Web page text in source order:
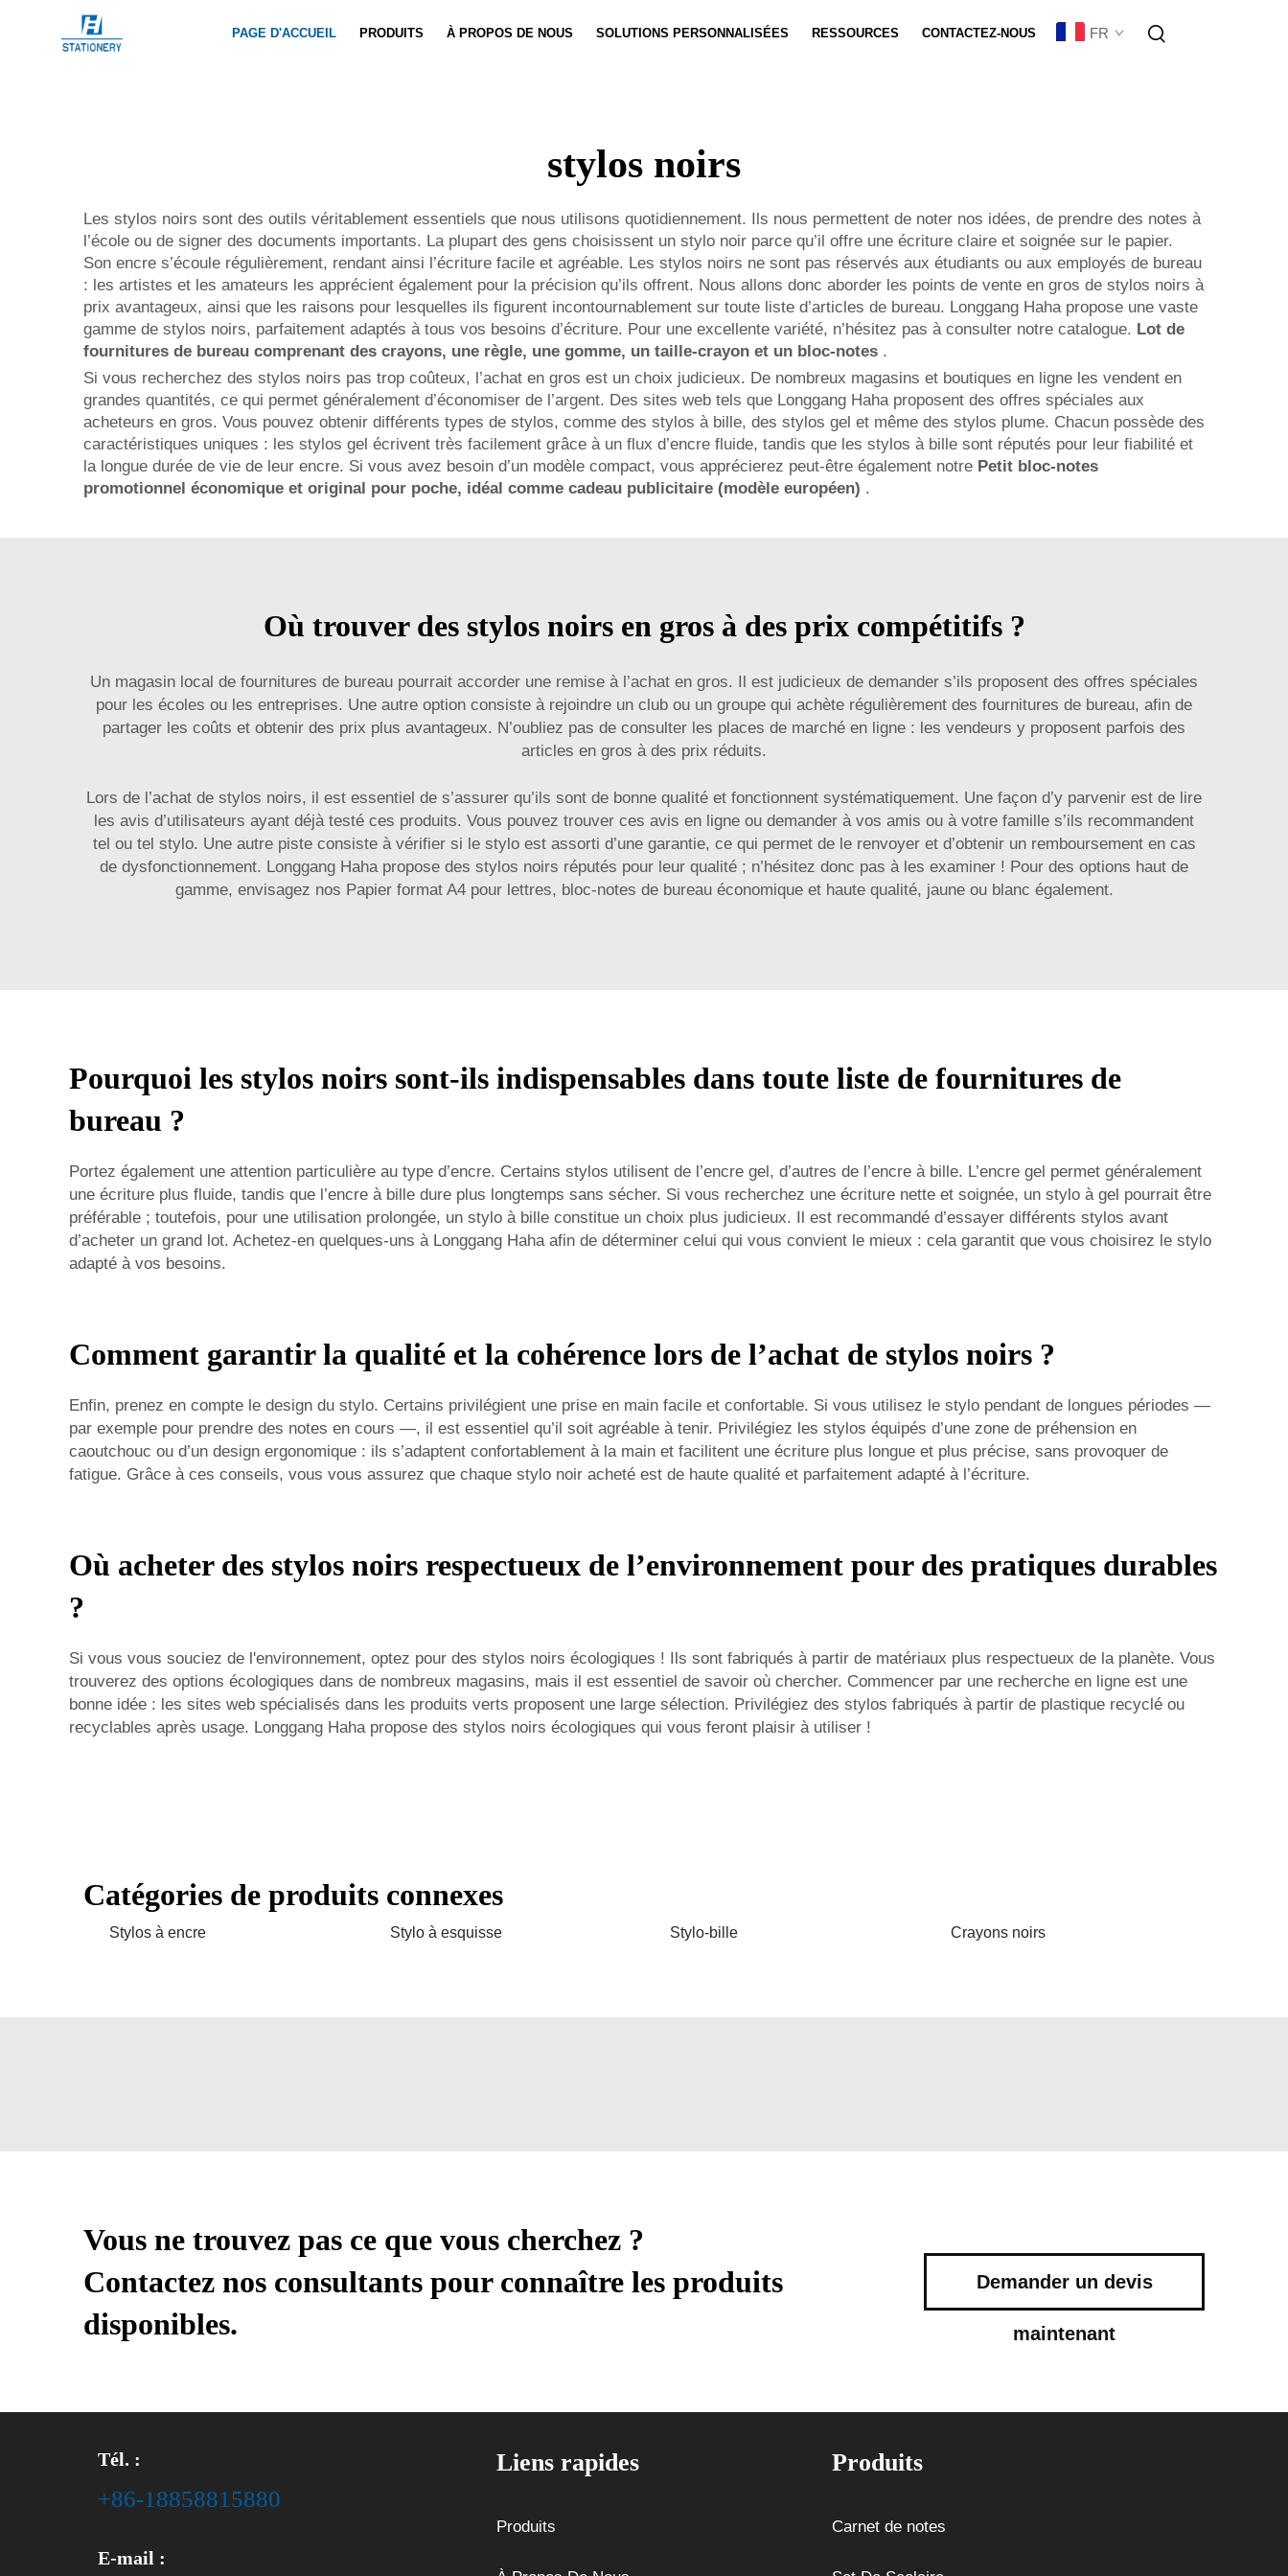
PAGE D'ACCUEIL PRODUITS À PROPOS DE NOUS SOLUTIONS PERSONNALISÉES RESSOURCES CONTACTEZ-NOUS FR
stylos noirs
Les stylos noirs sont des outils véritablement essentiels que nous utilisons quotidiennement. Ils nous permettent de noter nos idées, de prendre des notes à
l’école ou de signer des documents importants. La plupart des gens choisissent un stylo noir parce qu’il offre une écriture claire et soignée sur le papier.
Son encre s’écoule régulièrement, rendant ainsi l’écriture facile et agréable. Les stylos noirs ne sont pas réservés aux étudiants ou aux employés de bureau
: les artistes et les amateurs les apprécient également pour la précision qu’ils offrent. Nous allons donc aborder les points de vente en gros de stylos noirs à
prix avantageux, ainsi que les raisons pour lesquelles ils figurent incontournablement sur toute liste d’articles de bureau. Longgang Haha propose une vaste
gamme de stylos noirs, parfaitement adaptés à tous vos besoins d’écriture. Pour une excellente variété, n’hésitez pas à consulter notre catalogue. Lot de
fournitures de bureau comprenant des crayons, une règle, une gomme, un taille-crayon et un bloc-notes .
Si vous recherchez des stylos noirs pas trop coûteux, l’achat en gros est un choix judicieux. De nombreux magasins et boutiques en ligne les vendent en
grandes quantités, ce qui permet généralement d’économiser de l’argent. Des sites web tels que Longgang Haha proposent des offres spéciales aux
acheteurs en gros. Vous pouvez obtenir différents types de stylos, comme des stylos à bille, des stylos gel et même des stylos plume. Chacun possède des
caractéristiques uniques : les stylos gel écrivent très facilement grâce à un flux d’encre fluide, tandis que les stylos à bille sont réputés pour leur fiabilité et
la longue durée de vie de leur encre. Si vous avez besoin d’un modèle compact, vous apprécierez peut-être également notre Petit bloc-notes
promotionnel économique et original pour poche, idéal comme cadeau publicitaire (modèle européen) .
Où trouver des stylos noirs en gros à des prix compétitifs ?
Un magasin local de fournitures de bureau pourrait accorder une remise à l’achat en gros. Il est judicieux de demander s’ils proposent des offres spéciales
pour les écoles ou les entreprises. Une autre option consiste à rejoindre un club ou un groupe qui achète régulièrement des fournitures de bureau, afin de
partager les coûts et obtenir des prix plus avantageux. N’oubliez pas de consulter les places de marché en ligne : les vendeurs y proposent parfois des
articles en gros à des prix réduits.
Lors de l’achat de stylos noirs, il est essentiel de s’assurer qu’ils sont de bonne qualité et fonctionnent systématiquement. Une façon d’y parvenir est de lire
les avis d’utilisateurs ayant déjà testé ces produits. Vous pouvez trouver ces avis en ligne ou demander à vos amis ou à votre famille s’ils recommandent
tel ou tel stylo. Une autre piste consiste à vérifier si le stylo est assorti d’une garantie, ce qui permet de le renvoyer et d’obtenir un remboursement en cas
de dysfonctionnement. Longgang Haha propose des stylos noirs réputés pour leur qualité ; n’hésitez donc pas à les examiner ! Pour des options haut de
gamme, envisagez nos Papier format A4 pour lettres, bloc-notes de bureau économique et haute qualité, jaune ou blanc également.
Pourquoi les stylos noirs sont-ils indispensables dans toute liste de fournitures de
bureau ?
Portez également une attention particulière au type d’encre. Certains stylos utilisent de l’encre gel, d’autres de l’encre à bille. L’encre gel permet généralement
une écriture plus fluide, tandis que l’encre à bille dure plus longtemps sans sécher. Si vous recherchez une écriture nette et soignée, un stylo à gel pourrait être
préférable ; toutefois, pour une utilisation prolongée, un stylo à bille constitue un choix plus judicieux. Il est recommandé d’essayer différents stylos avant
d’acheter un grand lot. Achetez-en quelques-uns à Longgang Haha afin de déterminer celui qui vous convient le mieux : cela garantit que vous choisirez le stylo
adapté à vos besoins.
Comment garantir la qualité et la cohérence lors de l’achat de stylos noirs ?
Enfin, prenez en compte le design du stylo. Certains privilégient une prise en main facile et confortable. Si vous utilisez le stylo pendant de longues périodes —
par exemple pour prendre des notes en cours —, il est essentiel qu’il soit agréable à tenir. Privilégiez les stylos équipés d’une zone de préhension en
caoutchouc ou d’un design ergonomique : ils s’adaptent confortablement à la main et facilitent une écriture plus longue et plus précise, sans provoquer de
fatigue. Grâce à ces conseils, vous vous assurez que chaque stylo noir acheté est de haute qualité et parfaitement adapté à l’écriture.
Où acheter des stylos noirs respectueux de l’environnement pour des pratiques durables
?
Si vous vous souciez de l'environnement, optez pour des stylos noirs écologiques ! Ils sont fabriqués à partir de matériaux plus respectueux de la planète. Vous
trouverez des options écologiques dans de nombreux magasins, mais il est essentiel de savoir où chercher. Commencer par une recherche en ligne est une
bonne idée : les sites web spécialisés dans les produits verts proposent une large sélection. Privilégiez des stylos fabriqués à partir de plastique recyclé ou
recyclables après usage. Longgang Haha propose des stylos noirs écologiques qui vous feront plaisir à utiliser !
Catégories de produits connexes
Stylos à encre Stylo à esquisse Stylo-bille Crayons noirs
Vous ne trouvez pas ce que vous cherchez ?
Contactez nos consultants pour connaître les produits
disponibles.
Demander un devis
maintenant
Tél. :
+86-18858815880
E-mail :
Liens rapides
Produits
Produits
Carnet de notes